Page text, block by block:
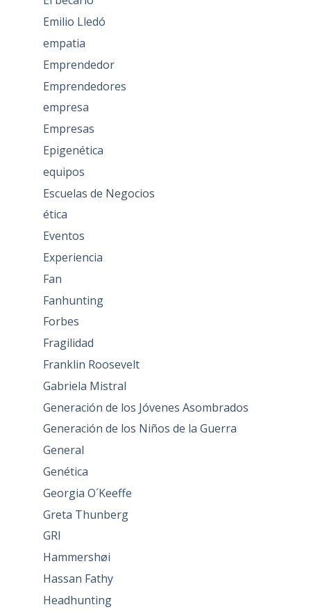
Emilio Lledó
empatia
Emprendedor
Emprendedores
empresa
Empresas
Epigenética
equipos
Escuelas de Negocios
ética
Eventos
Experiencia
Fan
Fanhunting
Forbes
Fragilidad
Franklin Roosevelt
Gabriela Mistral
Generación de los Jóvenes Asombrados
Generación de los Niños de la Guerra
General
Genética
Georgia O´Keeffe
Greta Thunberg
GRI
Hammershøi
Hassan Fathy
Headhunting